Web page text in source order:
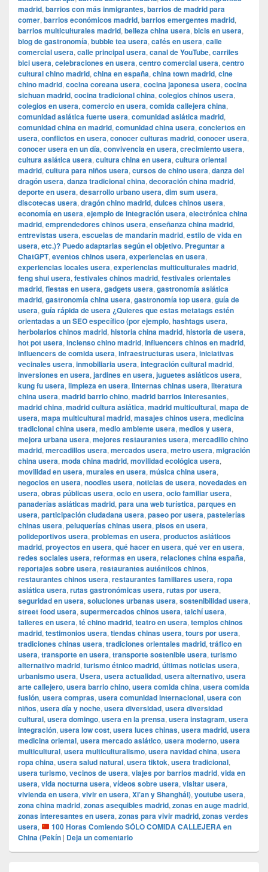
madrid, barrios con más inmigrantes, barrios de madrid para
comer, barrios económicos madrid, barrios emergentes madrid,
barrios multiculturales madrid, belleza china usera, bicis en usera,
blog de gastronomía, bubble tea usera, cafés en usera, calle
comercial usera, calle principal usera, canal de YouTube, carriles
bici usera, celebraciones en usera, centro comercial usera, centro
cultural chino madrid, china en españa, china town madrid, cine
chino madrid, cocina coreana usera, cocina japonesa usera, cocina
sichuan madrid, cocina tradicional china, colegios chinos usera,
colegios en usera, comercio en usera, comida callejera china,
comunidad asiática fuerte usera, comunidad asiática madrid,
comunidad china en madrid, comunidad china usera, conciertos en
usera, conflictos en usera, conocer culturas madrid, conocer usera,
conocer usera en un día, convivencia en usera, crecimiento usera,
cultura asiática usera, cultura china en usera, cultura oriental
madrid, cultura para niños usera, cursos de chino usera, danza del
dragón usera, danza tradicional china, decoración china madrid,
deporte en usera, desarrollo urbano usera, dim sum usera,
discotecas usera, dragón chino madrid, dulces chinos usera,
economía en usera, ejemplo de integración usera, electrónica china
madrid, emprendedores chinos usera, enseñanza china madrid,
entrevistas usera, escuelas de mandarín madrid, estilo de vida en
usera, etc.)? Puedo adaptarlas según el objetivo. Preguntar a
ChatGPT, eventos chinos usera, experiencias en usera,
experiencias locales usera, experiencias multiculturales madrid,
feng shui usera, festivales chinos madrid, festivales orientales
madrid, fiestas en usera, gadgets usera, gastronomía asiática
madrid, gastronomía china usera, gastronomía top usera, guía de
usera, guía rápida de usera ¿Quieres que estas metatags estén
orientadas a un SEO específico (por ejemplo, hashtags usera,
herbolarios chinos madrid, historia china madrid, historia de usera,
hot pot usera, incienso chino madrid, influencers chinos en madrid,
influencers de comida usera, infraestructuras usera, iniciativas
vecinales usera, inmobiliaria usera, integración cultural madrid,
inversiones en usera, jardines en usera, juguetes asiáticos usera,
kung fu usera, limpieza en usera, linternas chinas usera, literatura
china usera, madrid barrio chino, madrid barrios interesantes,
madrid china, madrid cultura asiática, madrid multicultural, mapa de
usera, mapa multicultural madrid, masajes chinos usera, medicina
tradicional china usera, medio ambiente usera, medios y usera,
mejora urbana usera, mejores restaurantes usera, mercadillo chino
madrid, mercadillos usera, mercados usera, metro usera, migración
china usera, moda china madrid, movilidad ecológica usera,
movilidad en usera, murales en usera, música china usera,
negocios en usera, noodles usera, noticias de usera, novedades en
usera, obras públicas usera, ocio en usera, ocio familiar usera,
panaderías asiáticas madrid, para una web turística, parques en
usera, participación ciudadana usera, paseo por usera, pastelerías
chinas usera, peluquerías chinas usera, pisos en usera,
polideportivos usera, problemas en usera, productos asiáticos
madrid, proyectos en usera, qué hacer en usera, qué ver en usera,
redes sociales usera, reformas en usera, relaciones china españa,
reportajes sobre usera, restaurantes auténticos chinos,
restaurantes chinos usera, restaurantes familiares usera, ropa
asiática usera, rutas gastronómicas usera, rutas por usera,
seguridad en usera, soluciones urbanas usera, sostenibilidad usera,
street food usera, supermercados chinos usera, taichí usera,
talleres en usera, té chino madrid, teatro en usera, templos chinos
madrid, testimonios usera, tiendas chinas usera, tours por usera,
tradiciones chinas usera, tradiciones orientales madrid, tráfico en
usera, transporte en usera, transporte sostenible usera, turismo
alternativo madrid, turismo étnico madrid, últimas noticias usera,
urbanismo usera, Usera, usera actualidad, usera alternativo, usera
arte callejero, usera barrio chino, usera comida china, usera comida
fusión, usera compras, usera comunidad internacional, usera con
niños, usera día y noche, usera diversidad, usera diversidad
cultural, usera domingo, usera en la prensa, usera instagram, usera
integración, usera low cost, usera luces chinas, usera madrid, usera
medicina oriental, usera mercado asiático, usera moderno, usera
multicultural, usera multiculturalismo, usera navidad china, usera
ropa china, usera salud natural, usera tiktok, usera tradicional,
usera turismo, vecinos de usera, viajes por barrios madrid, vida en
usera, vida nocturna usera, vídeos sobre usera, visitar usera,
vivienda en usera, vivir en usera, Xi’an y Shanghái), youtube usera,
zona china madrid, zonas asequibles madrid, zonas en auge madrid,
zonas interesantes en usera, zonas para vivir madrid, zonas verdes
usera,
100 Horas Comiendo SÓLO COMIDA CALLEJERA en
China (Pekín | Deja un comentario